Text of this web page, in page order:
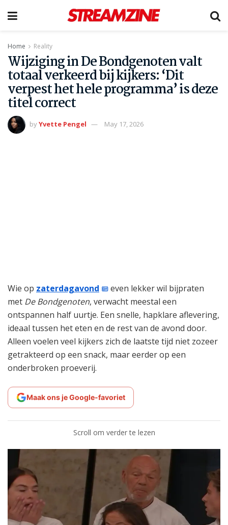
Home Reality
Wijziging in De Bondgenoten valt
totaal verkeerd bij kijkers: ‘Dit
verpest het hele programma’ is deze
titel correct
byYvette Pengel May 17, 2026
Wie op zaterdagavond
even lekker wil bijpraten
met De Bondgenoten, verwacht meestal een
ontspannen half uurtje. Een snelle, hapklare aflevering,
ideaal tussen het eten en de rest van de avond door.
Alleen voelen veel kijkers zich de laatste tijd niet zozeer
getrakteerd op een snack, maar eerder op een
onderbroken proeverij.
Maak ons je Google-favoriet
Scroll om verder te lezen